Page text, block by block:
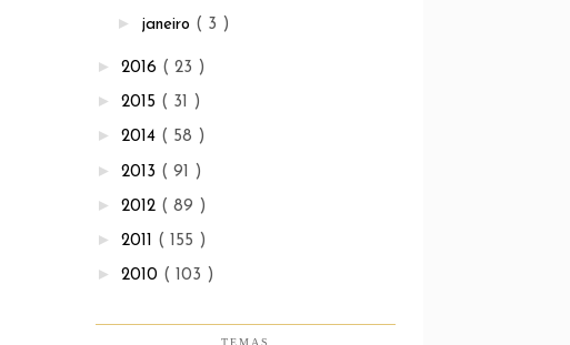
► janeiro ( 3 )
► 2016 ( 23 )
► 2015 ( 31 )
► 2014 ( 58 )
► 2013 ( 91 )
► 2012 ( 89 )
► 2011 ( 155 )
► 2010 ( 103 )
TEMAS